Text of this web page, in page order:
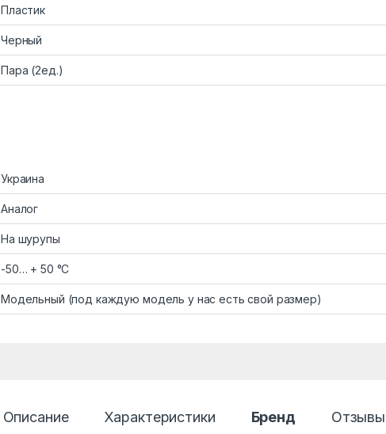
Пластик
Черный
Пара (2ед.)
Украина
Аналог
На шурупы
-50… + 50 °C
Модельный (под каждую модель у нас есть свой размер)
Описание Характеристики Бренд Отзывы